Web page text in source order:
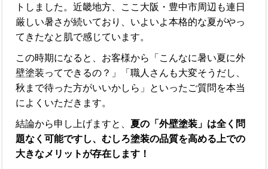
トしました。近畿地方、ここ大阪・豊中市周辺も連日
厳しい暑さが続いており、いよいよ本格的な夏がやっ
てきたなと肌で感じています。
この時期になると、お客様から「こんなに暑い夏に外
壁塗装ってできるの？」「職人さんも大変そうだし、
秋まで待った方がいいかしら」といったご質問を本当
によくいただきます。
結論から申し上げますと、夏の「外壁塗装」は全く問
題なく可能ですし、むしろ塗装の品質を高める上での
大きなメリットが存在します！